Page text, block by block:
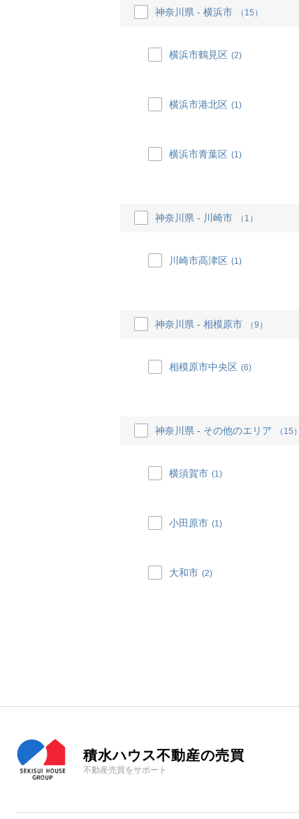
神奈川県 - 横浜市 （15）
横浜市鶴見区 (2)
横浜市港北区 (1)
横浜市青葉区 (1)
神奈川県 - 川崎市 （1）
川崎市高津区 (1)
神奈川県 - 相模原市 （9）
相模原市中央区 (6)
神奈川県 - その他のエリア （15）
横須賀市 (1)
小田原市 (1)
大和市 (2)
積水ハウス不動産の売買
不動産売買をサポート